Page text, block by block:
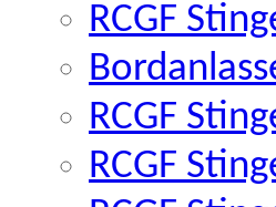
RCGF
RCGF
RCGF